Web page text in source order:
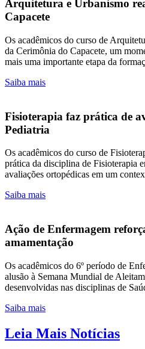
Arquitetura e Urbanismo
Capacete
Os acadêmicos do curso de
da Cerimônia do Capacete, um
mais uma importante etapa da
Saiba mais
Fisioterapia faz prática de
Pediatria
Os acadêmicos do curso de
prática da disciplina de Fisioterapia
avaliações ortopédicas em um
Saiba mais
Ação de Enfermagem
amamentação
Os acadêmicos do 6º período de
alusão à Semana Mundial de
desenvolvidas nas disciplinas de
Saiba mais
Leia Mais Notícias